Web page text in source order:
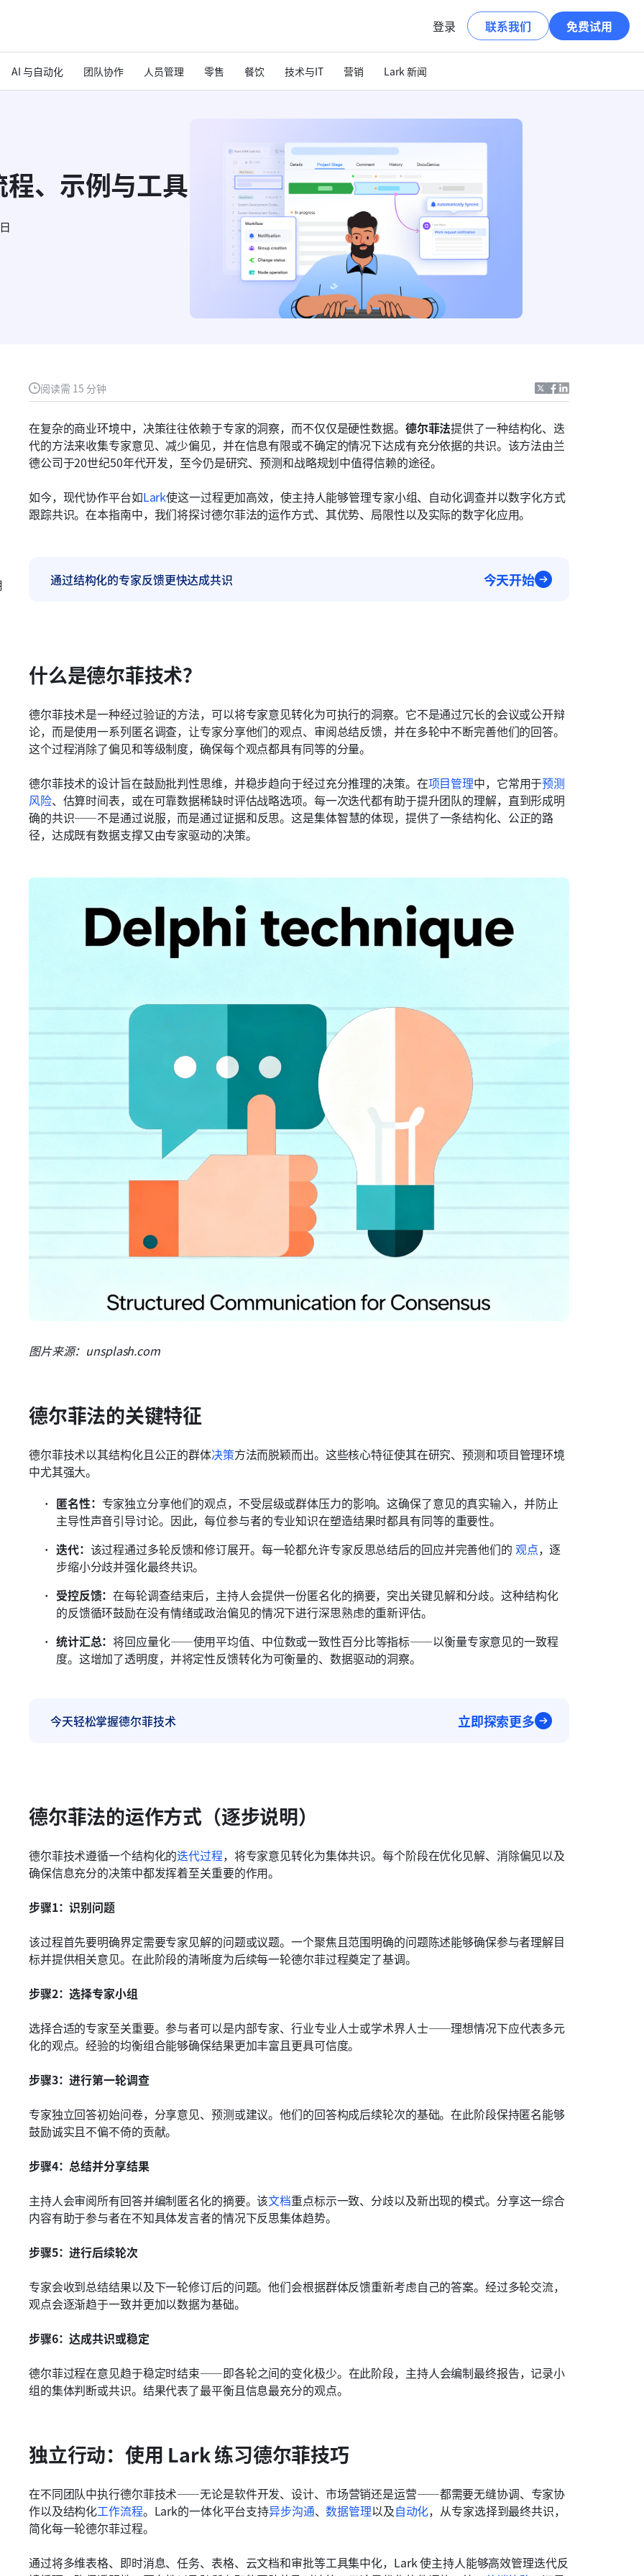
登录 联系我们 免费试用
AI 与自动化 团队协作 人员管理 零售 餐饮 技术与IT 营销 Lark 新闻
、示例与工具
阅读需 15 分钟
在复杂的商业环境中，决策往往依赖于专家的洞察，而不仅仅是硬性数据。 德尔菲法提供了一种结构化、迭
代的方法来收集专家意见、减少偏见，并在信息有限或不确定的情况下达成有充分依据的共识。该方法由兰
德公司于20世纪50年代开发，至今仍是研究、预测和战略规划中值得信赖的途径。
如今，现代协作平台如Lark使这一过程更加高效，使主持人能够管理专家小组、自动化调查并以数字化方式
跟踪共识。在本指南中，我们将探讨德尔菲法的运作方式、其优势、局限性以及实际的数字化应用。
通过结构化的专家反馈更快达成共识 今天开始
什么是德尔菲技术？
德尔菲技术是一种经过验证的方法，可以将专家意见转化为可执行的洞察。它不是通过冗长的会议或公开辩
论，而是使用一系列匿名调查，让专家分享他们的观点、审阅总结反馈，并在多轮中不断完善他们的回答。
这个过程消除了偏见和等级制度，确保每个观点都具有同等的分量。
德尔菲技术的设计旨在鼓励批判性思维，并稳步趋向于经过充分推理的决策。在项目管理中，它常用于预测
风险、估算时间表，或在可靠数据稀缺时评估战略选项。每一次迭代都有助于提升团队的理解，直到形成明
确的共识——不是通过说服，而是通过证据和反思。这是集体智慧的体现，提供了一条结构化、公正的路
径，达成既有数据支撑又由专家驱动的决策。
图片来源：unsplash.com
德尔菲法的关键特征
德尔菲技术以其结构化且公正的群体决策方法而脱颖而出。这些核心特征使其在研究、预测和项目管理环境
中尤其强大。
匿名性： 专家独立分享他们的观点，不受层级或群体压力的影响。这确保了意见的真实输入，并防止
主导性声音引导讨论。因此，每位参与者的专业知识在塑造结果时都具有同等的重要性。
迭代： 该过程通过多轮反馈和修订展开。每一轮都允许专家反思总结后的回应并完善他们的 观点，逐
步缩小分歧并强化最终共识。
受控反馈：在每轮调查结束后，主持人会提供一份匿名化的摘要，突出关键见解和分歧。这种结构化
的反馈循环鼓励在没有情绪或政治偏见的情况下进行深思熟虑的重新评估。
统计汇总：将回应量化——使用平均值、中位数或一致性百分比等指标——以衡量专家意见的一致程
度。这增加了透明度，并将定性反馈转化为可衡量的、数据驱动的洞察。
今天轻松掌握德尔菲技术 立即探索更多
德尔菲法的运作方式（逐步说明）
德尔菲技术遵循一个结构化的迭代过程，将专家意见转化为集体共识。每个阶段在优化见解、消除偏见以及
确保信息充分的决策中都发挥着至关重要的作用。
步骤1：识别问题
该过程首先要明确界定需要专家见解的问题或议题。一个聚焦且范围明确的问题陈述能够确保参与者理解目
标并提供相关意见。在此阶段的清晰度为后续每一轮德尔菲过程奠定了基调。
步骤2：选择专家小组
选择合适的专家至关重要。参与者可以是内部专家、行业专业人士或学术界人士——理想情况下应代表多元
化的观点。经验的均衡组合能够确保结果更加丰富且更具可信度。
步骤3：进行第一轮调查
专家独立回答初始问卷，分享意见、预测或建议。他们的回答构成后续轮次的基础。在此阶段保持匿名能够
鼓励诚实且不偏不倚的贡献。
步骤4：总结并分享结果
主持人会审阅所有回答并编制匿名化的摘要。该文档重点标示一致、分歧以及新出现的模式。分享这一综合
内容有助于参与者在不知具体发言者的情况下反思集体趋势。
步骤5：进行后续轮次
专家会收到总结结果以及下一轮修订后的问题。他们会根据群体反馈重新考虑自己的答案。经过多轮交流，
观点会逐渐趋于一致并更加以数据为基础。
步骤6：达成共识或稳定
德尔菲过程在意见趋于稳定时结束——即各轮之间的变化极少。在此阶段，主持人会编制最终报告，记录小
组的集体判断或共识。结果代表了最平衡且信息最充分的观点。
独立行动：使用 Lark 练习德尔菲技巧
在不同团队中执行德尔菲技术——无论是软件开发、设计、市场营销还是运营——都需要无缝协调、专家协
作以及结构化工作流程。Lark的一体化平台支持异步沟通、数据管理以及自动化，从专家选择到最终共识，
简化每一轮德尔菲过程。
通过将多维表格、即时消息、任务、表格、云文档和审批等工具集中化，Lark 使主持人能够高效管理迭代反